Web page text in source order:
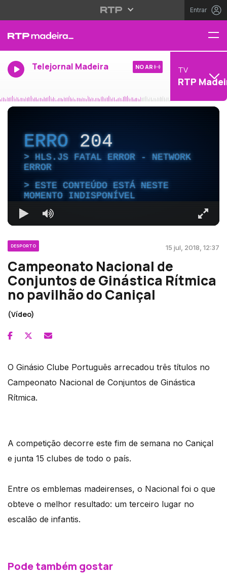
Entrar
Telejornal Madeira NO AR TV
RTP
ERRO204
HLS.JS FATAL ERROR - NETWORK
ERROR
ESTE CONTEÚDO ESTÁ NESTE
MOMENTO INDISPONÍVEL
DESPORTO 15 jul, 2018, 12:37
Campeonato Nacional de
Conjuntos de Ginástica Rítmica
no pavilhão do Caniçal
(Vídeo)
O Ginásio Clube Português arrecadou três títulos no
Campeonato Nacional de Conjuntos de Ginástica
Rítmica.
A competição decorre este fim de semana no Caniçal
e junta 15 clubes de todo o país.
Entre os emblemas madeirenses, o Nacional foi o que
obteve o melhor resultado: um terceiro lugar no
escalão de infantis.
Pode também gostar